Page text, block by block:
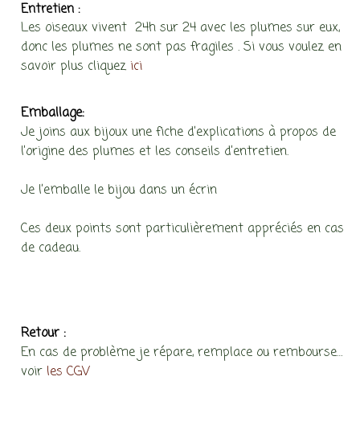
Entretien :
Les oiseaux vivent 24h sur 24 avec les plumes sur eux,
donc les plumes ne sont pas fragiles . Si vous voulez en
savoir plus cliquez ici
Emballage:
Je joins aux bijoux une fiche d’explications à propos de
l’origine des plumes et les conseils d’entretien.
Je l’emballe le bijou dans un écrin
Ces deux points sont particulièrement appréciés en cas
de cadeau.
Retour :
En cas de problème je répare, remplace ou rembourse…
voir les CGV